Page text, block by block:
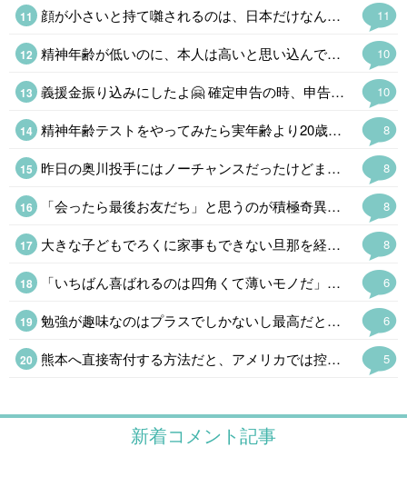
11
顔が小さいと持て囃されるのは、日本だけなんだよね、 平安時代は、顔は大きいというか、下膨れだったり、美人の定義だったのに、いつの間にか小顔にすり替わったよね。
10
精神年齢が低いのに、本人は高いと思い込んでる場合は❓️🤔 「俺は精神年齢50才」が口癖の同級生がいるんだけど、滅茶苦茶ガキなんだよね~😂 気づいてないの本人だけで草なんだけど、本人は思い込んでるから長生きできないのかな❓️
10
義援金振り込みにしたよ🤗 確定申告の時、申告できるし✌ HIKAKINみたいに物資送るのもイイネ
8
精神年齢テストをやってみたら実年齢より20歳若い45歳だった。まだ現役なみに仕事してるからかな。 今の60代はだいたい10年ほど精神年齢が若いヒトが多いそうだけど。
8
昨日の奥川投手にはノーチャンスだったけどまあ、しょうがない。スタメンも入団3年目くらいの選手ばかりで前監督が「育成してたら最下位」と言ったメンバーでよくやってる。最近は外国人選手もわりと当たるしFAなしで若手に蓋をしないようになっていくのかな。らしくないけど。
8
「会ったら最後お友だち」と思うのが積極奇異型アスペルガーである。対人関係の距離感がバグってるの「でなんなんだ、このヒトは」と思われることが多い。
8
大きな子どもでろくに家事もできない旦那を経済的に自立した嫁さんが捨てるという話が多いのだが、そもそもなぜこんなのと結婚したのか、オトコをみる目が絶望的になかったのかと考えてしまう。
6
「いちばん喜ばれるのは四角くて薄いモノだ」とミニ角榮さんみたいな先代は言ってたけど、物資はヒカキンさんみたいに同じモノを大量にというのはアリだけど個人でとなると仕分け作業が大変になりそうだ。 ちょっと前に戦地にしゃもじという怪しい木のオブジェを送った総理大臣がいたけど、もらった方はナンジャコレはだったろうなぁ。
6
勉強が趣味なのはプラスでしかないし最高だと思う 最近、勉強しない人はダメだと思う出来事が多くて、より強く思う 勉強しない人は努力しないから、だらしないし疲れる
5
熊本へ直接寄付する方法だと、アメリカでは控除の対象にならない 泣 こっちからだとクレカで寄付するのが手数料取られないし一番簡単なんだけど、控除を受けたいから日本へ寄付する時はアメリカの赤十字を経由してる
新着コメント記事